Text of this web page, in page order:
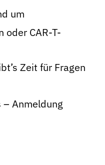
um
oder CAR-T-
Zeit für Fragen
Anmeldung